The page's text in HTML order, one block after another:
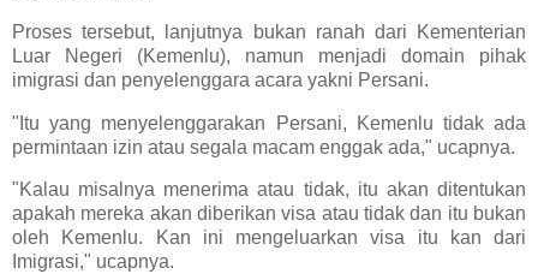
Proses tersebut, lanjutnya bukan ranah dari Kementerian
Luar Negeri (Kemenlu), namun menjadi domain pihak
imigrasi dan penyelenggara acara yakni Persani.
"Itu yang menyelenggarakan Persani, Kemenlu tidak ada
permintaan izin atau segala macam enggak ada," ucapnya.
"Kalau misalnya menerima atau tidak, itu akan ditentukan
apakah mereka akan diberikan visa atau tidak dan itu bukan
oleh Kemenlu. Kan ini mengeluarkan visa itu kan dari
Imigrasi," ucapnya.